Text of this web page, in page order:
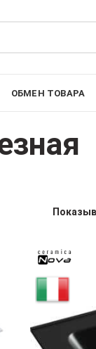
ОБМЕН ТОВАРА